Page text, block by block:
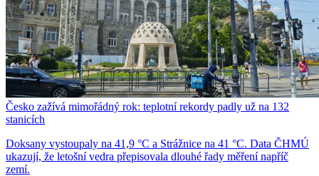
Česko zažívá mimořádný rok: teplotní rekordy padly už na 132
stanicích
Doksany vystoupaly na 41,9 °C a Strážnice na 41 °C. Data ČHMÚ
ukazují, že letošní vedra přepisovala dlouhé řady měření napříč
zemí.